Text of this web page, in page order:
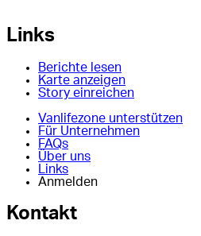
Links
Berichte lesen
Karte anzeigen
Story einreichen
Vanlifezone unterstützen
Für Unternehmen
FAQs
Über uns
Links
Anmelden
Kontakt